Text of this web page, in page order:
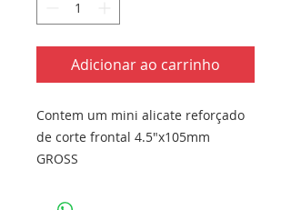
Adicionar ao carrinho
Contem um mini alicate reforçado
de corte frontal 4.5"x105mm
GROSS